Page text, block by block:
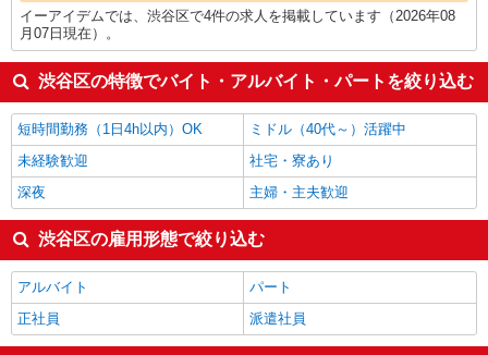
イーアイデムでは、渋谷区で4件の求人を掲載しています（2026年08
月07日現在）。
渋谷区の特徴でバイト・アルバイト・パートを絞り込む
短時間勤務（1日4h以内）OK
ミドル（40代～）活躍中
未経験歓迎
社宅・寮あり
深夜
主婦・主夫歓迎
渋谷区の雇用形態で絞り込む
アルバイト
パート
正社員
派遣社員